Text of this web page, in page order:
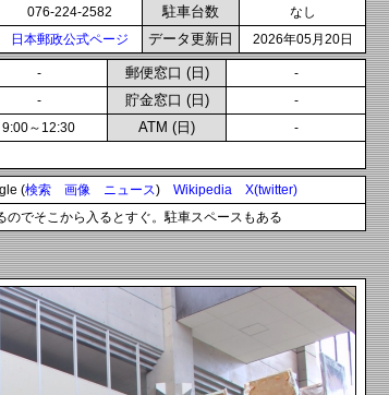
076-224-2582 駐車台数 なし
日本郵政公式ページ データ更新日 2026年05月20日
- 郵便窓口 (日) -
- 貯金窓口 (日) -
9:00～12:30 ATM (日) -
(検索 画像 ニュース) Wikipedia X(twitter)
でそこから入るとすぐ。駐車スペースもある